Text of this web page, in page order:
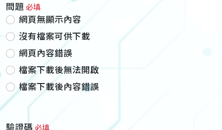
問題 必填
網頁無顯示內容
沒有檔案可供下載
網頁內容錯誤
檔案下載後無法開啟
檔案下載後內容錯誤
驗證碼 必填